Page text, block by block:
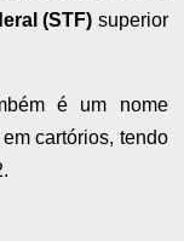
(STF) superior
é um nome
cartórios, tendo